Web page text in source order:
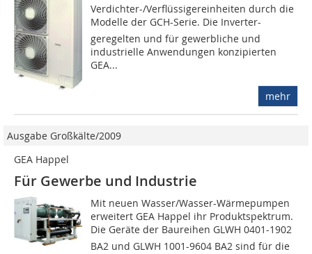
Verdichter-/Verflüssigereinheiten durch die
Modelle der GCH-Serie. Die Inverter-
geregelten und für gewerbliche und
industrielle Anwendungen konzipierten
GEA...
mehr
Ausgabe Großkälte/2009
GEA Happel
Für Gewerbe und Industrie
Mit neuen Wasser/Wasser-Wärmepumpen
erweitert GEA Happel ihr Produktspektrum.
Die Geräte der Baureihen GLWH 0401-1902
BA2 und GLWH 1001-9604 BA2 sind für die